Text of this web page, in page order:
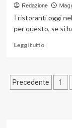
ecco
come
scegliere
quella
Redazione
I ristoranti oggi
per questo, se si
Leggi tuttoLeggi
Stampa
Precedente 1